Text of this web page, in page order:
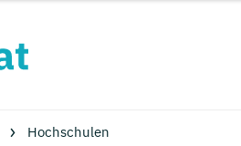
Hochschulen